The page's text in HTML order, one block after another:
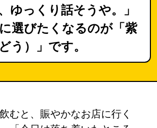
ゆっくり話そうや。」
選びたくなるのが「紫
う）」です。
むと、賑やかなお店に行く